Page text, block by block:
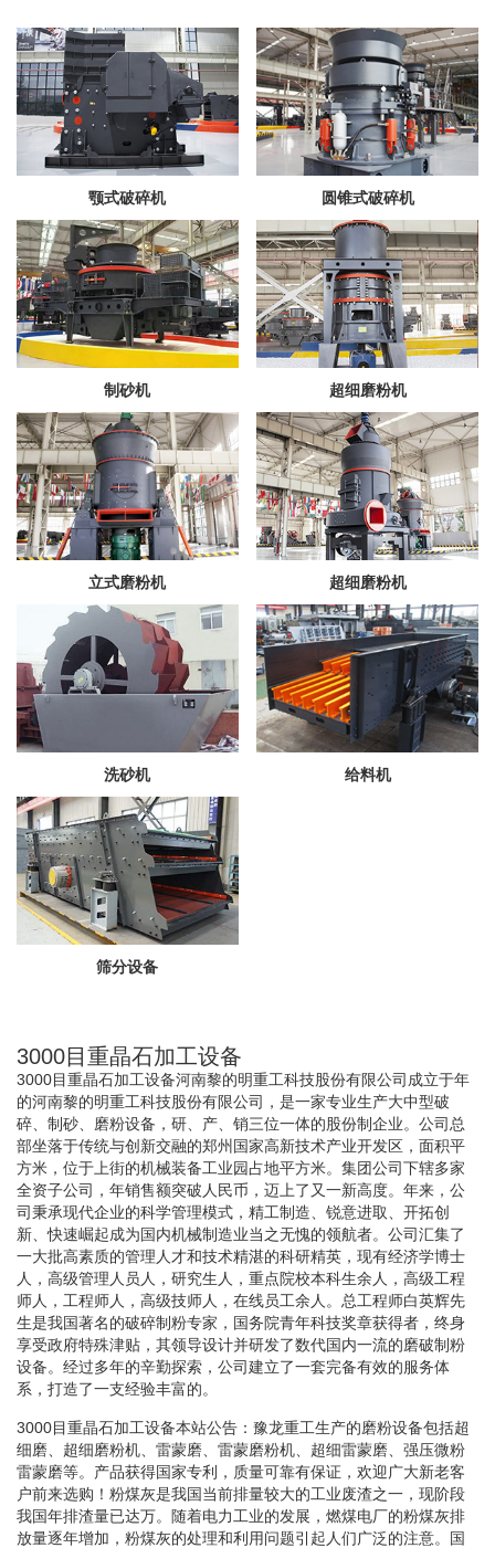
颚式破碎机 圆锥式破碎机
制砂机 超细磨粉机
立式磨粉机 超细磨粉机
洗砂机 给料机
筛分设备
3000目重晶石加工设备
3000目重晶石加工设备河南黎的明重工科技股份有限公司成立于年
的河南黎的明重工科技股份有限公司，是一家专业生产大中型破
碎、制砂、磨粉设备，研、产、销三位一体的股份制企业。公司总
部坐落于传统与创新交融的郑州国家高新技术产业开发区，面积平
方米，位于上街的机械装备工业园占地平方米。集团公司下辖多家
全资子公司，年销售额突破人民币，迈上了又一新高度。年来，公
司秉承现代企业的科学管理模式，精工制造、锐意进取、开拓创
新、快速崛起成为国内机械制造业当之无愧的领航者。公司汇集了
一大批高素质的管理人才和技术精湛的科研精英，现有经济学博士
人，高级管理人员人，研究生人，重点院校本科生余人，高级工程
师人，工程师人，高级技师人，在线员工余人。总工程师白英辉先
生是我国著名的破碎制粉专家，国务院青年科技奖章获得者，终身
享受政府特殊津贴，其领导设计并研发了数代国内一流的磨破制粉
设备。经过多年的辛勤探索，公司建立了一套完备有效的服务体
系，打造了一支经验丰富的。
3000目重晶石加工设备本站公告：豫龙重工生产的磨粉设备包括超
细磨、超细磨粉机、雷蒙磨、雷蒙磨粉机、超细雷蒙磨、强压微粉
雷蒙磨等。产品获得国家专利，质量可靠有保证，欢迎广大新老客
户前来选购！粉煤灰是我国当前排量较大的工业废渣之一，现阶段
我国年排渣量已达万。随着电力工业的发展，燃煤电厂的粉煤灰排
放量逐年增加，粉煤灰的处理和利用问题引起人们广泛的注意。国